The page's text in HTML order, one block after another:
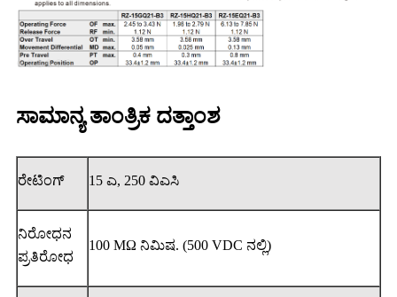
ಸಾಮಾನ್ಯ ತಾಂತ್ರಿಕ ದತ್ತಾಂಶ
ರೇಟಿಂಗ್ 15 ಎ, 250 ವಿಎಸಿ
ನಿರೋಧನ
ಪ್ರತಿರೋಧ
100 MΩ ನಿಮಿಷ. (500 VDC ನಲ್ಲಿ)